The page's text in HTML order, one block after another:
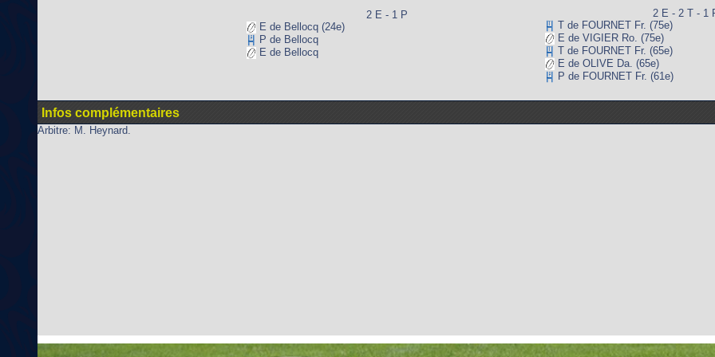
2 E - 1 P
E de Bellocq (24e)
P de Bellocq
E de Bellocq
2 E - 2 T - 1
T de FOURNET Fr. (75e)
E de VIGIER Ro. (75e)
T de FOURNET Fr. (65e)
E de OLIVE Da. (65e)
P de FOURNET Fr. (61e)
Infos complémentaires
Arbitre: M. Heynard.